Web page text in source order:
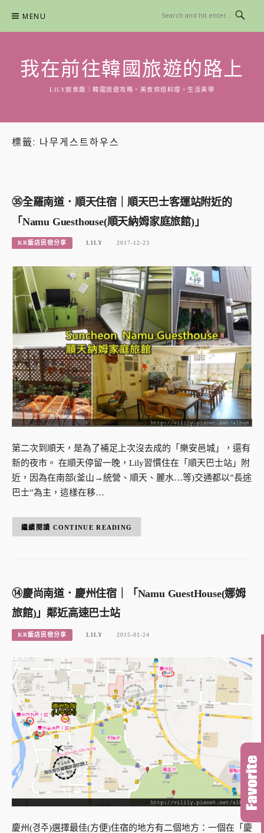
content
MENU
我在前往韓國旅遊的路上
LILY旅食趣｜韓國旅遊攻略。美食烘焙料理。生活美學
標籤: 나무게스트하우스
㉟全羅南道．順天住宿｜順天巴士客運站附近的
「Namu Guesthouse(順天納姆家庭旅館)」
KR飯店民宿分享 LILY 2017-12-23
第二次到順天，是為了補足上次沒去成的「樂安邑城」，還有
新的夜市。 在順天停留一晚，Lily習慣住在「順天巴士站」附
近，因為在南部(釜山→統營、順天、麗水…等)交通都以”長途
巴士”為主，這樣在移…
CONTINUE READING
⑭慶尚南道．慶州住宿｜「Namu GuestHouse(娜姆
旅館)」鄰近高速巴士站
KR飯店民宿分享 LILY 2015-01-24
慶州(경주)選擇最佳(方便)住宿的地方有二個地方：一個在「慶